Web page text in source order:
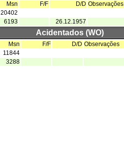
Msn F/F D/D Observações
20402
6193 26.12.1957
Acidentados (WO)
Msn F/F D/D Observações
11844
3288